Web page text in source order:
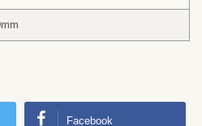
Facebook